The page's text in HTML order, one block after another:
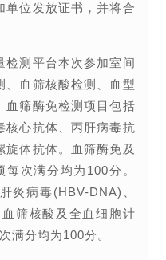
单位发放证书，并将合
检测平台本次参加室间
、血筛核酸检测、血型
血筛酶免检测项目包括
核心抗体、丙肝病毒抗
体抗体。血筛酶免及
次满分均为100分。
炎病毒(HBV-DNA)、
筛核酸及全血细胞计
满分均为100分。